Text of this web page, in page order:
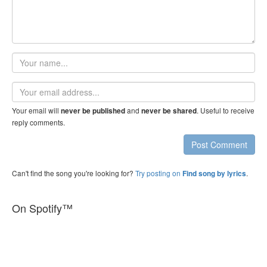
Your
name
Email
address
Your email will never be publishedand never be shared. Useful to receive
reply comments.
Post Comment
Can't find the song you're looking for? Try posting on Find song by lyrics.
On Spotify™